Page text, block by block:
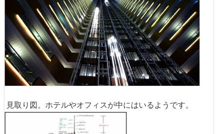
見取り図。ホテルやオフィスが中にはいるようです。